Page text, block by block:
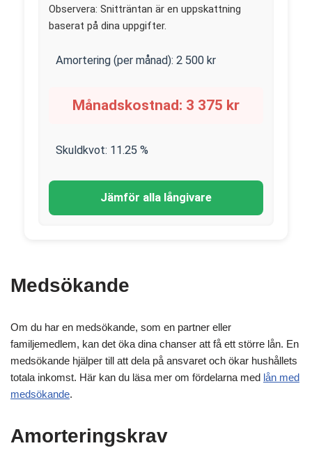
Observera: Snitträntan är en uppskattning
baserat på dina uppgifter.
Amortering (per månad): 2 500 kr
Månadskostnad: 3 375 kr
Skuldkvot: 11.25 %
Jämför alla långivare
Medsökande
Om du har en medsökande, som en partner eller
familjemedlem, kan det öka dina chanser att få ett större lån. En
medsökande hjälper till att dela på ansvaret och ökar hushållets
totala inkomst. Här kan du läsa mer om fördelarna med lån med
medsökande.
Amorteringskrav